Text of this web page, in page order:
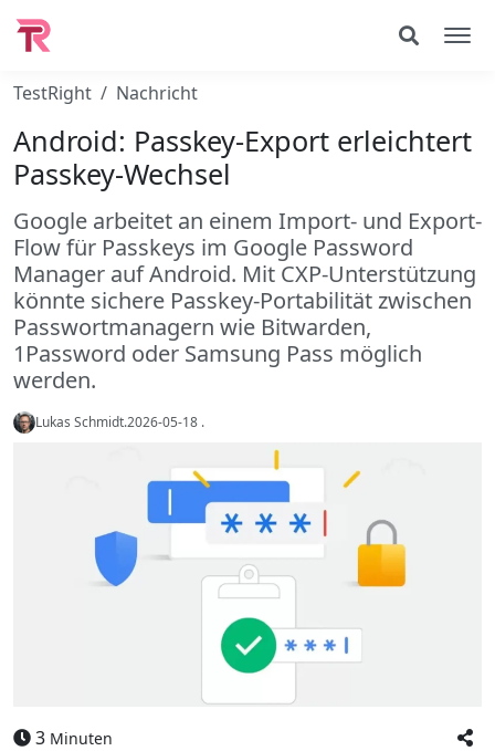
TestRight Nachricht
Android: Passkey-Export erleichtert
Passkey-Wechsel
Google arbeitet an einem Import- und Export-
Flow für Passkeys im Google Password
Manager auf Android. Mit CXP-Unterstützung
könnte sichere Passkey-Portabilität zwischen
Passwortmanagern wie Bitwarden,
1Password oder Samsung Pass möglich
werden.
Lukas Schmidt.2026-05-18 .
3 Minuten